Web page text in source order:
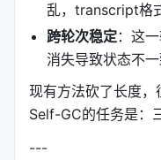
乱，transcript格
跨轮次稳定：这
消失导致状态不
现有方法砍了长度，
Self-GC的任务是：
---